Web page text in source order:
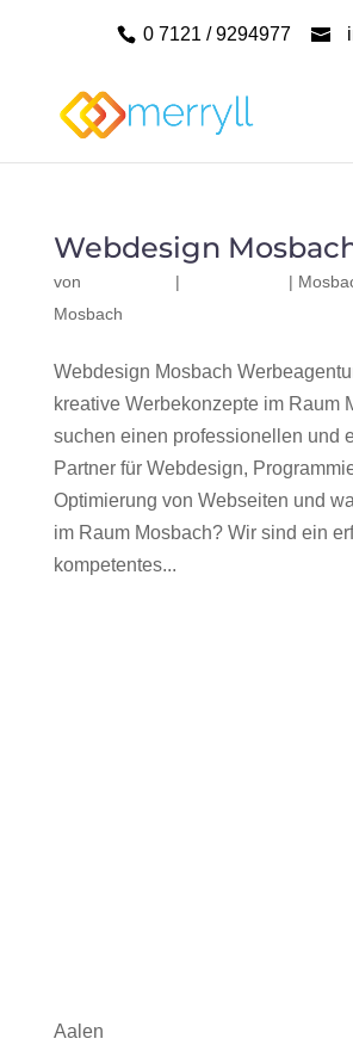
0 7121 / 9294977
Webdesign
von | |
Mosbach
Webdesign Mosbach
kreative Werbekonzepte im Raum
suchen einen professionellen und
Partner für Webdesign,
Optimierung von Webseiten und
im Raum Mosbach? Wir sind ein
kompetentes...
Aalen